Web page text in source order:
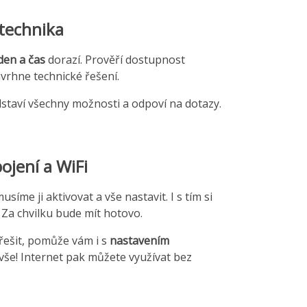
a časdorazí. Prověří dostupnost
technické řešení.
všechny možnosti a odpoví na dotazy.
a WiFi
ji aktivovat a vše nastavit. I s tím si
chvilku bude mít hotovo.
pomůže vám i s nastavením
Internet pak můžete využívat bez